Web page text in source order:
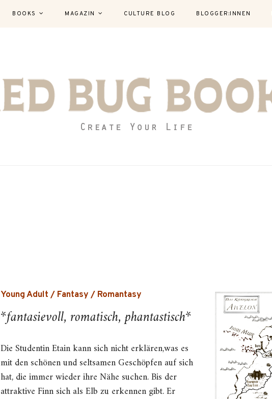
BOOKS MAGAZIN CULTURE BLOG BLOGGER:INNEN
Young Adult / Fantasy / Romantasy
*fantasievoll, romatisch, phantastisch*
Die Studentin Etain kann sich nicht erklären,was es
mit den schönen und seltsamen Geschöpfen auf sich
hat, die immer wieder ihre Nähe suchen. Bis der
attraktive Finn sich als Elb zu erkennen gibt. Er